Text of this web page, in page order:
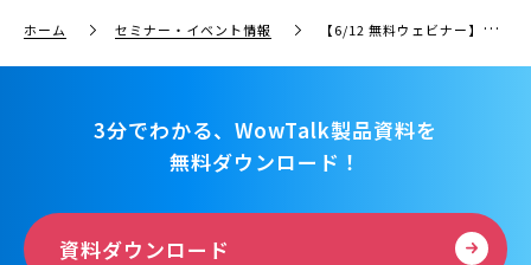
ホーム セミナー・イベント情報 【6/12 無料ウェビナー】afterコロナを見据えた働き方改革！クラウドRPAのBizteXとワウテックが共催セミナー開催
3分でわかる、WowTalk製品資料を
無料ダウンロード！
資料ダウンロード